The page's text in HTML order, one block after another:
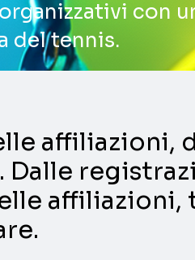
con
del tennis.
Dalle
affiliazioni,